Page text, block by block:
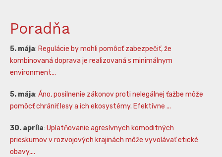
Poradňa
5. mája: Regulácie by mohli pomôcť zabezpečiť, že
kombinovaná doprava je realizovaná s minimálnym
environment...
5. mája: Áno, posilnenie zákonov proti nelegálnej ťažbe môže
pomôcť chrániť lesy a ich ekosystémy. Efektívne ...
30. apríla: Uplatňovanie agresívnych komoditných
prieskumov v rozvojových krajinách môže vyvolávať etické
obavy,...